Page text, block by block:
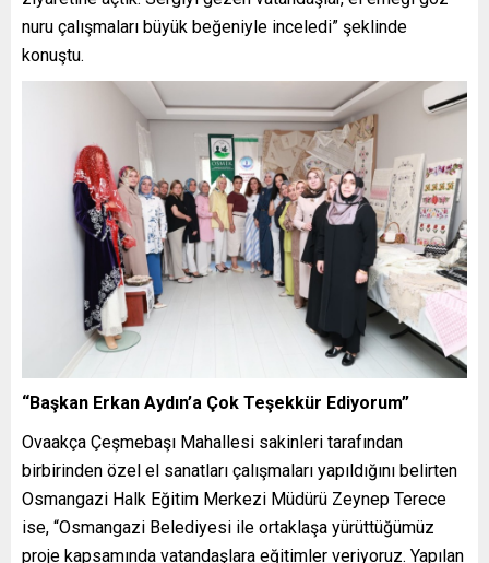
nuru çalışmaları büyük beğeniyle inceledi” şeklinde
konuştu.
“Başkan Erkan Aydın’a Çok Teşekkür Ediyorum”
Ovaakça Çeşmebaşı Mahallesi sakinleri tarafından
birbirinden özel el sanatları çalışmaları yapıldığını belirten
Osmangazi Halk Eğitim Merkezi Müdürü Zeynep Terece
ise, “Osmangazi Belediyesi ile ortaklaşa yürüttüğümüz
proje kapsamında vatandaşlara eğitimler veriyoruz. Yapılan